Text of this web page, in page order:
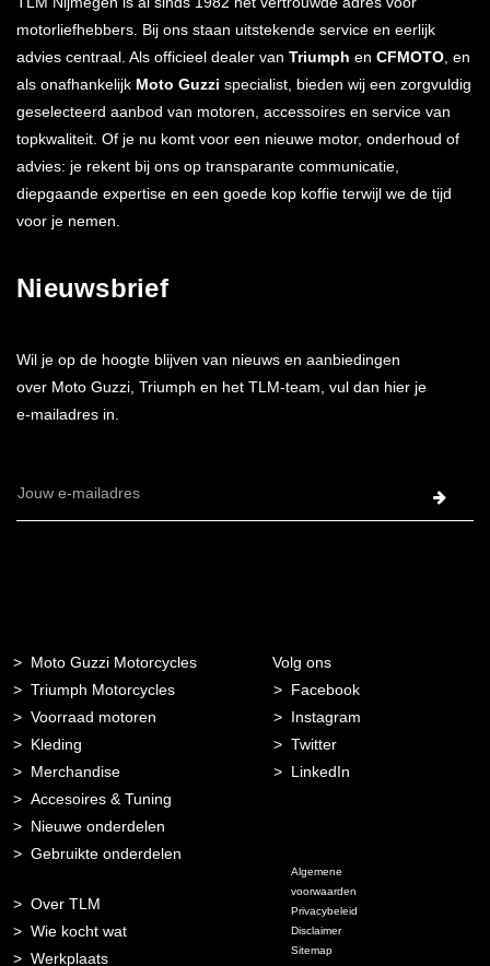
motorliefhebbers. Bij ons staan uitstekende service en eerlijk
advies centraal. Als officieel dealer van Triumph en CFMOTO , en
als onafhankelijk Moto Guzzi specialist, bieden wij een zorgvuldig
geselecteerd aanbod van motoren, accessoires en service van
topkwaliteit. Of je nu komt voor een nieuwe motor, onderhoud of
advies: je rekent bij ons op transparante communicatie,
diepgaande expertise en een goede kop koffie terwijl we de tijd
voor je nemen.
Nieuwsbrief
Wil je op de hoogte blijven van nieuws en aanbiedingen
over Moto Guzzi, Triumph en het TLM-team, vul dan hier je
e-mailadres in.
E-
Moto Guzzi Motorcycles
Triumph Motorcycles
Voorraad motoren
Kleding
Merchandise
Accesoires & Tuning
Nieuwe onderdelen
Gebruikte onderdelen
Over TLM
Wie kocht wat
Werkplaats
Volg ons
Facebook
Instagram
Twitter
LinkedIn
Algemene
voorwaarden
Privacybeleid
Disclaimer
Sitemap